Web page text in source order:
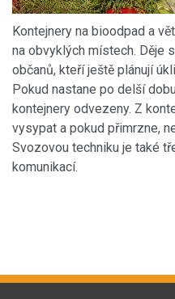
Kontejnery na bioodpad a
na obvyklých místech. Děje
občanů, kteří ještě plánují
Pokud nastane po delší
kontejnery odvezeny. Z
vysypat a pokud přimrzne,
Svozovou techniku je také
komunikací.